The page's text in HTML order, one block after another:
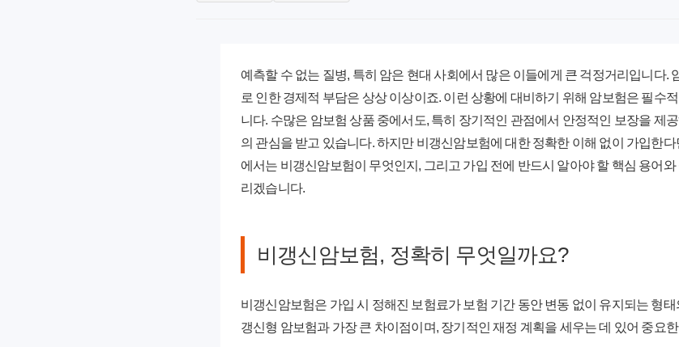
예측할 수 없는 질병, 특히 암은 현대 사회에서 많은 이들에게 큰 걱정거리입니다.
로 인한 경제적 부담은 상상 이상이죠. 이런 상황에 대비하기 위해 암보험은 필수
니다. 수많은 암보험 상품 중에서도, 특히 장기적인 관점에서 안정적인 보장을 제
의 관심을 받고 있습니다. 하지만 비갱신암보험에 대한 정확한 이해 없이 가입한
에서는 비갱신암보험이 무엇인지, 그리고 가입 전에 반드시 알아야 할 핵심 용어
리겠습니다.
비갱신암보험, 정확히 무엇일까요?
비갱신암보험은 가입 시 정해진 보험료가 보험 기간 동안 변동 없이 유지되는 형
갱신형 암보험과 가장 큰 차이점이며, 장기적인 재정 계획을 세우는 데 있어 중요